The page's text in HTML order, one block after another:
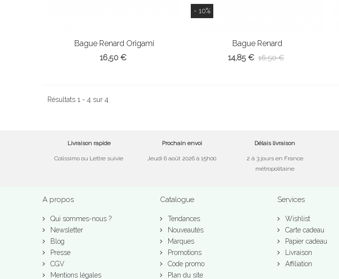
Bague Renard Origami
16,50 €
- 10%
Bague Renard
14,85 € 16,50 €
Résultats 1 - 4 sur 4
Livraison rapide
Colissimo ou Lettre suivie
Prochain envoi
Jeudi 6 août 2026 à 15h00
Délais livraison
2 à 3 jours en France
métropolitaine
A propos
Qui sommes-nous ?
Newsletter
Blog
Presse
CGV
Mentions légales
Catalogue
Tendances
Nouveautés
Marques
Promotions
Code promo
Plan du site
Services
Wishlist
Carte cadeau
Papier cadeau
Livraison
Affiliation